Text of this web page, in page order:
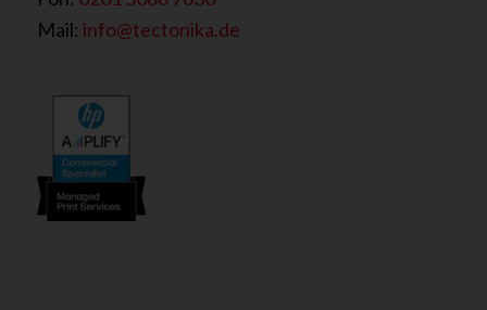
Mail: info@tectonika.de